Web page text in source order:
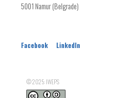
PCDR
5001 Namur (Belgrade)
Facebook LinkedIn
© 2025: IWEPS